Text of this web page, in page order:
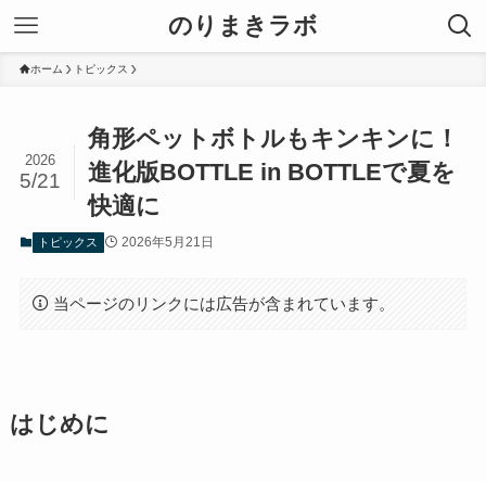
のりまきラボ
ホーム トピックス
角形ペットボトルもキンキンに！
進化版BOTTLE in BOTTLEで夏を
快適に
2026
5/21
トピックス 2026年5月21日
当ページのリンクには広告が含まれています。
はじめに